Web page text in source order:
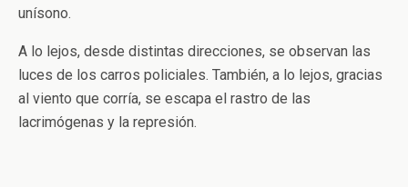
unísono.
A lo lejos, desde distintas direcciones, se observan las
luces de los carros policiales. También, a lo lejos, gracias
al viento que corría, se escapa el rastro de las
lacrimógenas y la represión.